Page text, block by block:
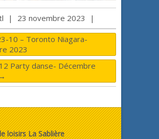
| 23 novembre 2023 |
10 – Toronto Niagara-
2023
Party danse- Décembre
→
loisirs La Sablière